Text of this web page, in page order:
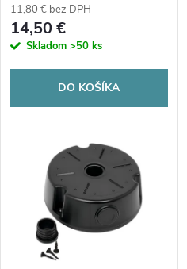
p
r
d
r
o
d
11,80 € bez DPH
14,50 €
Skladom >50 ks
DO KOŠÍKA